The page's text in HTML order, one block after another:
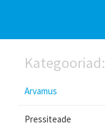
Kategooriad:
Arvamus
Pressiteade